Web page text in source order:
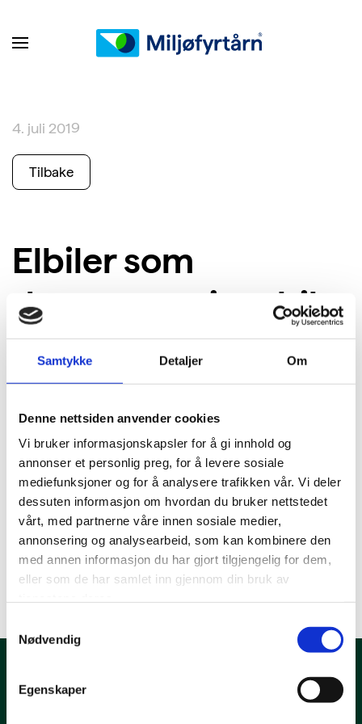
Samtykke Detaljer Om
Denne nettsiden anvender cookies
Vi bruker informasjonskapsler for å gi innhold og
annonser et personlig preg, for å levere sosiale
mediefunksjoner og for å analysere trafikken vår. Vi deler
dessuten informasjon om hvordan du bruker nettstedet
vårt, med partnerne våre innen sosiale medier,
annonsering og analysearbeid, som kan kombinere den
med annen informasjon du har gjort tilgjengelig for dem,
eller som de har samlet inn gjennom din bruk av
Nødvendig
Egenskaper
4. juli 2019
Tilbake
Elbiler som
demonstrasjonsbile
r
demonstrasjonsbiler.
Kontakt oss